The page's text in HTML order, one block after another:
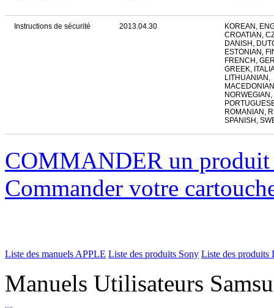
Instructions de sécurité 2013.04.30
KOREAN,
CROATIAN,
DANISH,
ESTONIAN,
FRENCH,
GREEK,
LITHUANIAN,
ROMANIAN,
SPANISH,
COMMANDER un
Commander votre
Liste des manuels APPLE Liste des produits Sony Liste des produits
Manuels Utilisateurs